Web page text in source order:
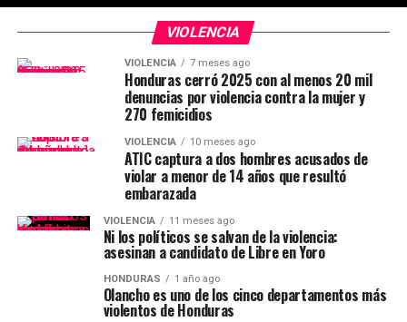
VIOLENCIA
VIOLENCIA 7 meses ago
Honduras cerró 2025 con al menos 20 mil
denuncias por violencia contra la mujer y
270 femicidios
VIOLENCIA 10 meses ago
ATIC captura a dos hombres acusados de
violar a menor de 14 años que resultó
embarazada
VIOLENCIA 11 meses ago
Ni los políticos se salvan de la violencia:
asesinan a candidato de Libre en Yoro
HONDURAS 1 año ago
Olancho es uno de los cinco departamentos más
violentos de Honduras